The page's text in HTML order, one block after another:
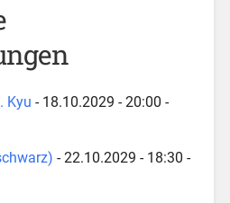
Kyu - 18.10.2029 - 20:00 -
- 22.10.2029 - 18:30 -